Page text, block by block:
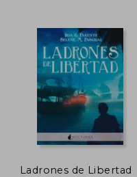
S/ 75,00
S/ 60,00
25%
dcto.
Ladrones de Libertad